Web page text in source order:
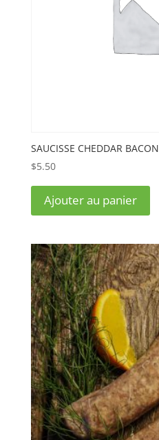
SAUCISSE CHEDDAR BACON
$5.50
Ajouter au panier